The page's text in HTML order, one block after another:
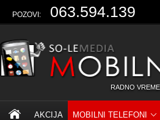
POZOVI: 063.594.139
RADNO
AKCIJA MOBILNI TELEFONI